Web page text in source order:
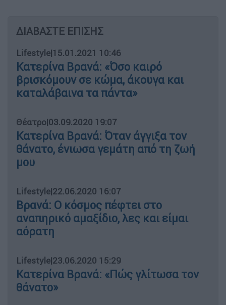
ΔΙΑΒΑΣΤΕ ΕΠΙΣΗΣ
Lifestyle|15.01.2021 10:46
Κατερίνα Βρανά: «Όσο καιρό
βρισκόμουν σε κώμα, άκουγα και
καταλάβαινα τα πάντα»
Θέατρο|03.09.2020 19:07
Κατερίνα Βρανά: Όταν άγγιξα τον
θάνατο, ένιωσα γεμάτη από τη ζωή
μου
Lifestyle|22.06.2020 16:07
Βρανά: Ο κόσμος πέφτει στο
αναπηρικό αμαξίδιο, λες και είμαι
αόρατη
Lifestyle|23.06.2020 15:29
Κατερίνα Βρανά: «Πώς γλίτωσα τον
θάνατο»